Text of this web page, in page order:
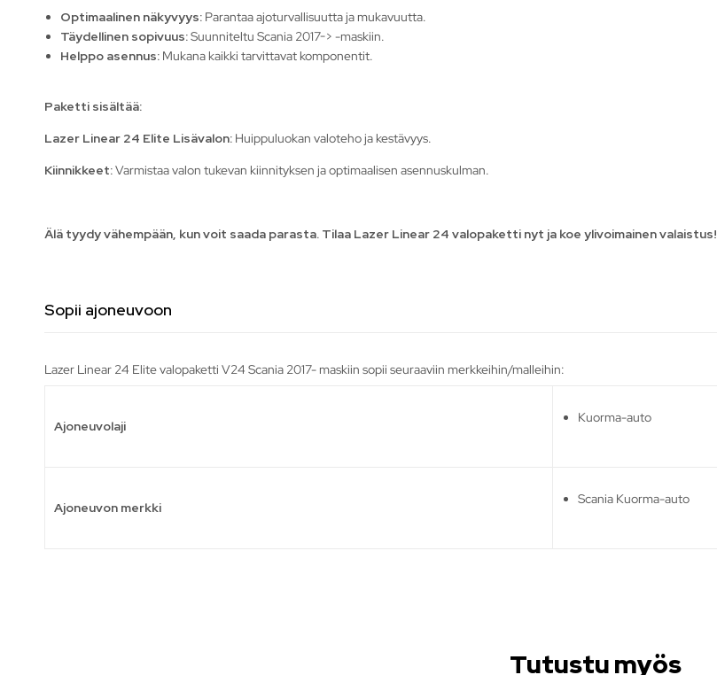
Optimaalinen näkyvyys: Parantaa ajoturvallisuutta ja mukavuutta.
Täydellinen sopivuus:Suunniteltu Scania 2017-> -maskiin.
Helppo asennus: Mukana kaikki tarvittavat komponentit.
Paketti sisältää:
Lazer Linear 24 Elite Lisävalon: Huippuluokan valoteho ja kestävyys.
Kiinnikkeet:Varmistaa valon tukevan kiinnityksen ja optimaalisen asennuskulman.
Älä tyydy vähempään, kun voit saada parasta. Tilaa Lazer Linear 24 valopaketti nyt ja koe ylivoimainen valaistus!
Sopii ajoneuvoon
Lazer Linear 24 Elite valopaketti V24 Scania 2017- maskiin sopii seuraaviin merkkeihin/malleihin:
Ajoneuvolaji
Kuorma-auto
Ajoneuvon merkki
Scania Kuorma-auto
Tutustu myös